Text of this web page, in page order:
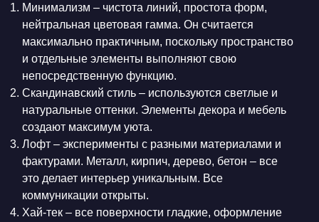
Минимализм – чистота линий, простота форм,
нейтральная цветовая гамма. Он считается
максимально практичным, поскольку пространство
и отдельные элементы выполняют свою
непосредственную функцию.
Скандинавский стиль – используются светлые и
натуральные оттенки. Элементы декора и мебель
создают максимум уюта.
Лофт – эксперименты с разными материалами и
фактурами. Металл, кирпич, дерево, бетон – все
это делает интерьер уникальным. Все
коммуникации открыты.
Хай-тек – все поверхности гладкие, оформление